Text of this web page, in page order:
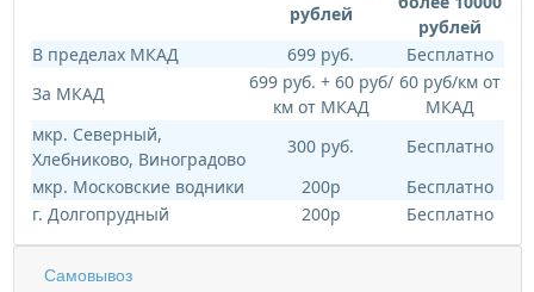
рублей
рублей
В пределах МКАД
699 руб.
Бесплатно
За МКАД
699 руб. + 60 руб/
км от МКАД
60 руб/км от
МКАД
мкр. Северный,
Хлебниково, Виноградово
300 руб.
Бесплатно
мкр. Московские водники
200р
Бесплатно
г. Долгопрудный
200р Бесплатно
Самовывоз